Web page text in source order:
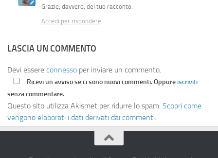
Grazie, davvero, del tuo racconto.
Accedi per rispondere
LASCIA UN COMMENTO
Devi essere connesso per inviare un commento.
Ricevi un avviso se ci sono nuovi commenti. Oppure iscriviti
senza commentare.
Questo sito utilizza Akismet per ridurre lo spam. Scopri come
vengono elaborati i dati derivati dai commenti.